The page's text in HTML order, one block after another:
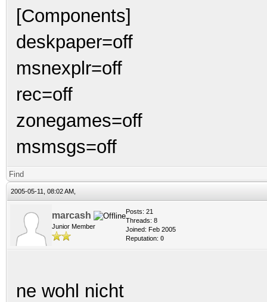
[Components]
deskpaper=off
msnexplr=off
rec=off
zonegames=off
msmsgs=off
Find
2005-05-11, 08:02 AM,
marcash
Junior Member
Posts: 21
Threads: 8
Joined: Feb 2005
Reputation: 0
ne wohl nicht